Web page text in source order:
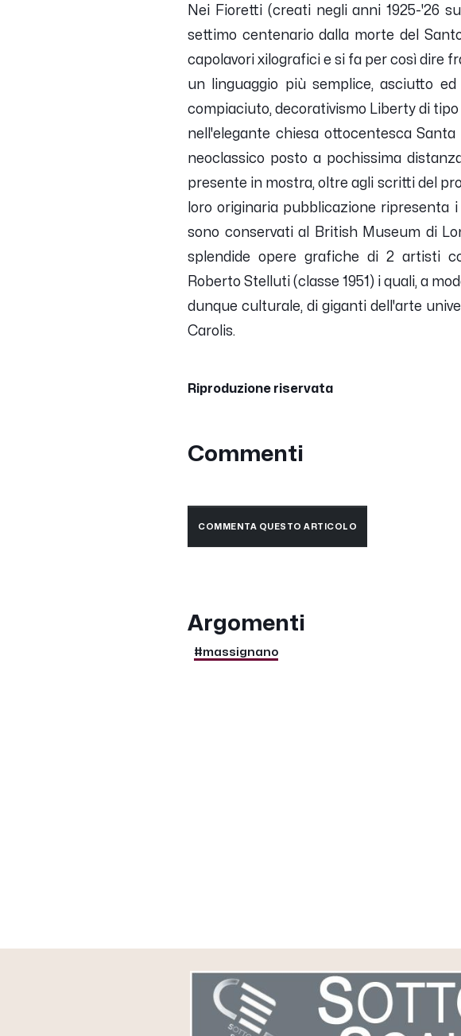
Nei Fioretti (creati negli anni 1925-'26
settimo centenario dalla morte del
capolavori xilografici e si fa per così dire
un linguaggio più semplice, asciutto
compiaciuto, decorativismo Liberty di
nell'elegante chiesa ottocentesca
neoclassico posto a pochissima
presente in mostra, oltre agli scritti del
loro originaria pubblicazione ripresenta
sono conservati al British Museum di
splendide opere grafiche di 2 artisti
Roberto Stelluti (classe 1951) i quali, a
dunque culturale, di giganti dell'arte
Carolis.
Riproduzione riservata
Commenti
COMMENTA QUESTO ARTICOLO
Argomenti
#massignano